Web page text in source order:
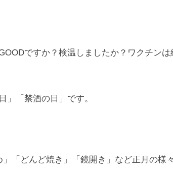
ですか？検温しましたか？ワクチンは
」「禁酒の日」です。
「どんど焼き」「鏡開き」など正月の様